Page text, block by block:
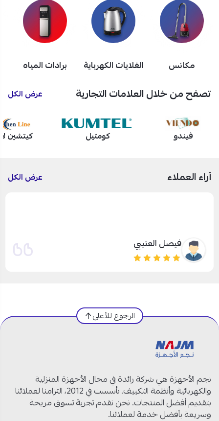
مكانس الغلايات الكهرباية برادات المياه
تصفح من خلال العلامات التجارية عرض الكل
فيندو كومتيل كيتشين
آراء العملاء عرض الكل
احمد العمري
الرجوع للأعلى
نجم الأجهزة هي شركة رائدة في مجال الأجهزة المنزلية
والكهربائية وأنظمة التكييف. تأسست في 2012، التزامنا لعملائنا
بتقديم أفضل المنتجات. نحن نقدم تجربة تسوق مريحة
وسريعة بأفضل خدمة لعملائنا.